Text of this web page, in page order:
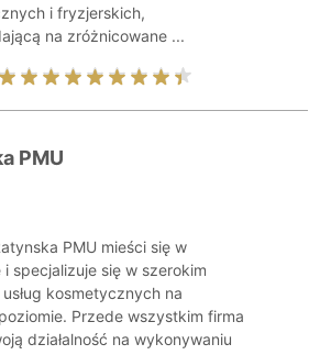
i fryzjerskich,
na zróżnicowane ...
PMU
PMU mieści się w
i specjalizuje się w szerokim
kosmetycznych na
Przede wszystkim firma
działalność na wykonywaniu